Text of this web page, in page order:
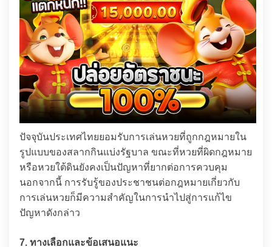
ปัจจุบันประเทศไทยยอมรับการเล่นหวยที่ถูกกฎหมายใน
รูปแบบของสลากกินแบ่งรัฐบาล ขณะที่หวยที่ผิดกฎหมาย
หรือหวยใต้ดินยังคงเป็นปัญหาที่ยากต่อการควบคุม
นอกจากนี้ การรับรู้ของประชาชนต่อกฎหมายเกี่ยวกับ
การเล่นหวยก็มีความสำคัญในการนำไปสู่การแก้ไข
ปัญหาดังกล่าว
7. ทางเลือกและข้อเสนอแนะ